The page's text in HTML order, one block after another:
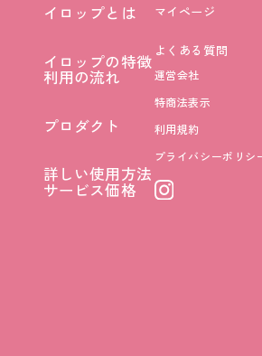
イロップとは
イロップの特徴
イロップの特徴
マイページ
よくある質問
利用の流れ
利用の流れ
プロダクト
詳しい使用方法
詳しい使用方法
運営会社
特商法表示
利用規約
プライバシーポリシ
サービス価格